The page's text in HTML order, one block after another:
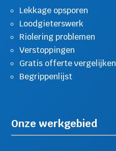
Lekkage opsporen
Loodgieterswerk
Riolering problemen
Verstoppingen
Gratis offerte vergelijken
Begrippenlijst
Onze werkgebied